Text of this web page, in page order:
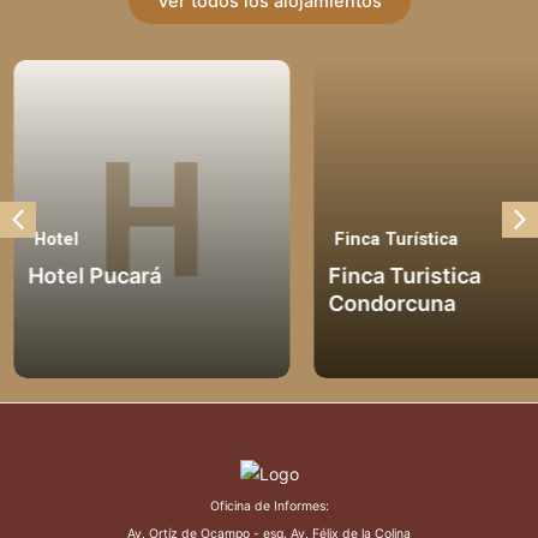
Hotel
Hotel Pucará
Finca Turística
Finca Turistica
Condorcuna
Oficina de Informes:
Av. Ortíz de Ocampo - esq. Av. Félix de la Colina